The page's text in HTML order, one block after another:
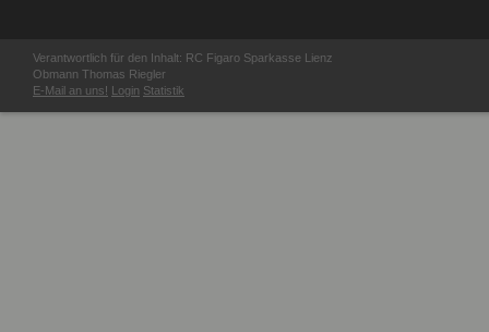
Verantwortlich für den Inhalt: RC Figaro Sparkasse Lienz
Obmann Thomas Riegler
E-Mail an uns! Login Statistik